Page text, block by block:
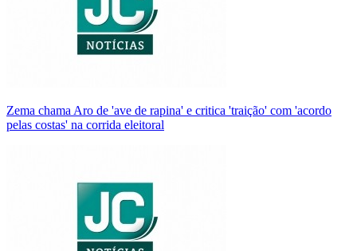
Zema chama Aro de 'ave de rapina' e critica 'traição' com 'acordo
pelas costas' na corrida eleitoral